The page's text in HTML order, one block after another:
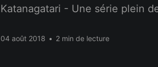
Katanagatari - Une série plein
04 août 2018 • 2 min de lecture